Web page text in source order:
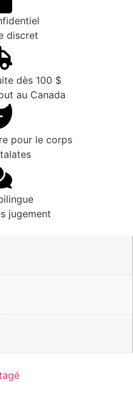
discret
dès 100 $
au Canada
pour le corps
jugement